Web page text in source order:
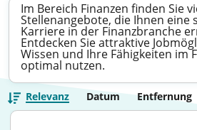
Im Bereich Finanzen finden Sie
Stellenangebote, die Ihnen eine
Karriere in der Finanzbranche
Entdecken Sie attraktive
Wissen und Ihre Fähigkeiten im
optimal nutzen.
Relevanz Datum Entfernung